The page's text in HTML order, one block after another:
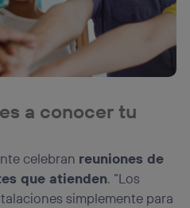
a conocer tu
celebran reuniones de
que atienden. “Los
simplemente para